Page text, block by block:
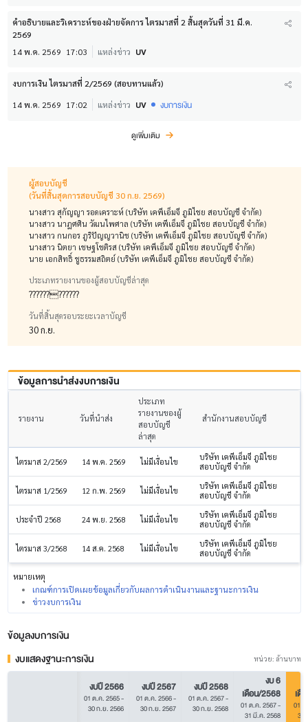
คำอธิบายและวิเคราะห์ของฝ่ายจัดการ ไตรมาสที่ 2 สิ้นสุดวันที่ 31 มี.ค.
2569
14 พ.ค. 2569 17:03 แหล่งข่าว UV
งบการเงิน ไตรมาสที่ 2/2569 (สอบทานแล้ว)
14 พ.ค. 2569 17:02 แหล่งข่าว UV งบการเงิน
ดูเพิ่มเติม
ผู้สอบบัญชี
(วันที่สิ้นสุดการสอบบัญชี 30 ก.ย. 2569)
นางสาว สุกัญญา รอดเคราะห์ (บริษัท เคพีเอ็มจี ภูมิไชย สอบบัญชี จำกัด)
นางสาว นาฎศศิน วัฒนไพศาล (บริษัท เคพีเอ็มจี ภูมิไชย สอบบัญชี จำกัด)
นางสาว กนกอร ภูริปัญญวานิช (บริษัท เคพีเอ็มจี ภูมิไชย สอบบัญชี จำกัด)
นางสาว นิตยา เชษฐโชติรส (บริษัท เคพีเอ็มจี ภูมิไชย สอบบัญชี จำกัด)
นาย เอกสิทธิ์ ชูธรรมสถิตย์ (บริษัท เคพีเอ็มจี ภูมิไชย สอบบัญชี จำกัด)
ประเภทรายงานของผู้สอบบัญชีล่าสุด
????????????
วันที่สิ้นสุดรอบระยะเวลาบัญชี
30 ก.ย.
ข้อมูลการนำส่งงบการเงิน
รายงาน วันที่นำส่ง
ประเภท
รายงานของผู้
สอบบัญชี
ล่าสุด
สำนักงานสอบบัญชี
ไตรมาส 2/2569 14 พ.ค. 2569 ไม่มีเงื่อนไข
บริษัท เคพีเอ็มจี ภูมิไชย
สอบบัญชี จำกัด
ไตรมาส 1/2569 12 ก.พ. 2569 ไม่มีเงื่อนไข
บริษัท เคพีเอ็มจี ภูมิไชย
สอบบัญชี จำกัด
ประจำปี 2568 24 พ.ย. 2568 ไม่มีเงื่อนไข
บริษัท เคพีเอ็มจี ภูมิไชย
สอบบัญชี จำกัด
ไตรมาส 3/2568 14 ส.ค. 2568 ไม่มีเงื่อนไข
บริษัท เคพีเอ็มจี ภูมิไชย
สอบบัญชี จำกัด
หมายเหตุ
เกณฑ์การเปิดเผยข้อมูลเกี่ยวกับผลการดำเนินงานและฐานะการเงิน
ข่าวงบการเงิน
ข้อมูลงบการเงิน
งบแสดงฐานะการเงิน
หน่วย: ล้านบาท
งบปี 2566
01 ต.ค. 2565-
30 ก.ย. 2566
งบปี 2567
01 ต.ค. 2566-
30 ก.ย. 2567
งบปี 2568
01 ต.ค. 2567-
30 ก.ย. 2568
งบ 6
เดือน/2568
01 ต.ค. 2567-
31 มี.ค. 2568
เดื
01 ต
31